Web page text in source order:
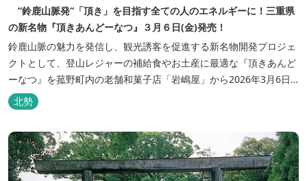
”鈴鹿山脈発”「頂き」を目指す全ての人のエネルギーに！三重県
の新名物『頂きあんどーなつ』３月６日(金)発売！
鈴鹿山脈の魅力を発信し、観光誘客を促進する新名物開発プロジェ
クトとして、登山レジャーの補給食やお土産に最適な『頂きあんど
ーなつ』を菰野町内の老舗和菓子店「岩嶋屋」から2026年3月6日
（金）より販売を開始いたしました。 ■商品コンセプト：自分だけ
の「頂き」を目指す人を応援 「山に登る目的が人それぞれであるよ
うに、仕事や人生の目標（頂き）も人それぞれ。どんな『頂き』を
目指す人も、頑...
北勢